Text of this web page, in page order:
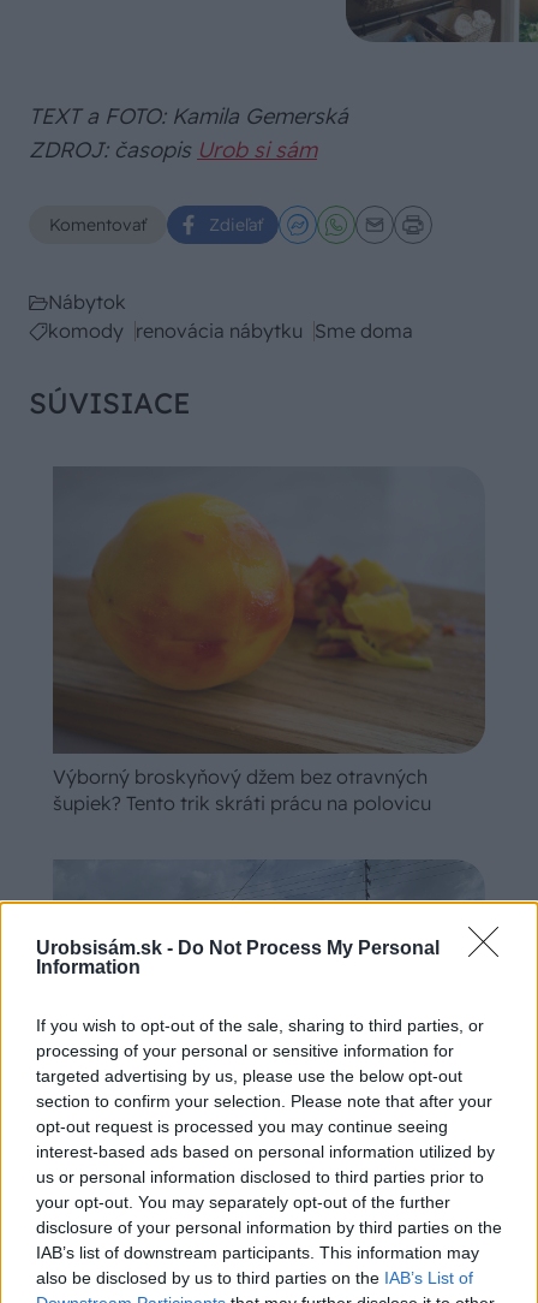
Urobsisám.sk - Do Not Process My Personal
Information
If you wish to opt-out of the sale, sharing to third parties, or
processing of your personal or sensitive information for
targeted advertising by us, please use the below opt-out
section to confirm your selection. Please note that after your
opt-out request is processed you may continue seeing
interest-based ads based on personal information utilized by
us or personal information disclosed to third parties prior to
your opt-out. You may separately opt-out of the further
disclosure of your personal information by third parties on the
IAB’s list of downstream participants. This information may
also be disclosed by us to third parties on the IAB’s List of
TEXT a FOTO: Kamila Gemerská
ZDROJ: časopis Urob si sám
Komentovať Zdieľať
Nábytok
komody renovácia nábytku Sme doma
SÚVISIACE
Výborný broskyňový džem bez otravných
šupiek? Tento trik skráti prácu na polovicu
Chystáte sa zatepľovať alebo meniť kotol?
Návod, ako v nových dotačných výzvach
neprísť o tisíce eur